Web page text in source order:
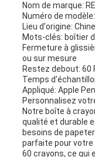
Nom de marque:
Numéro de
Lieu d'origine: Chine
Mots-clés: boîtier
Fermeture à
ou sur mesure
Restez debout: 60
Temps
Appliqué: Apple
Personnalisez
Notre boîte à
qualité et durable
besoins de
parfaite pour votre
60 crayons, ce qui